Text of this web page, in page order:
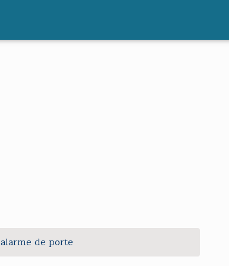
alarme de porte